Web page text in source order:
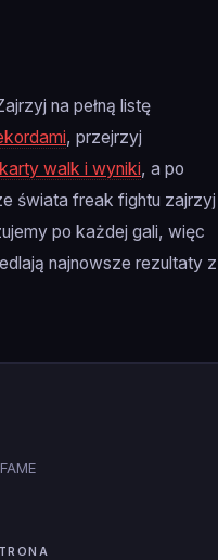
na pełną listę
, przejrzyj
walk i wyniki, a po
świata freak fightu zajrzyj
po każdej gali, więc
najnowsze rezultaty z